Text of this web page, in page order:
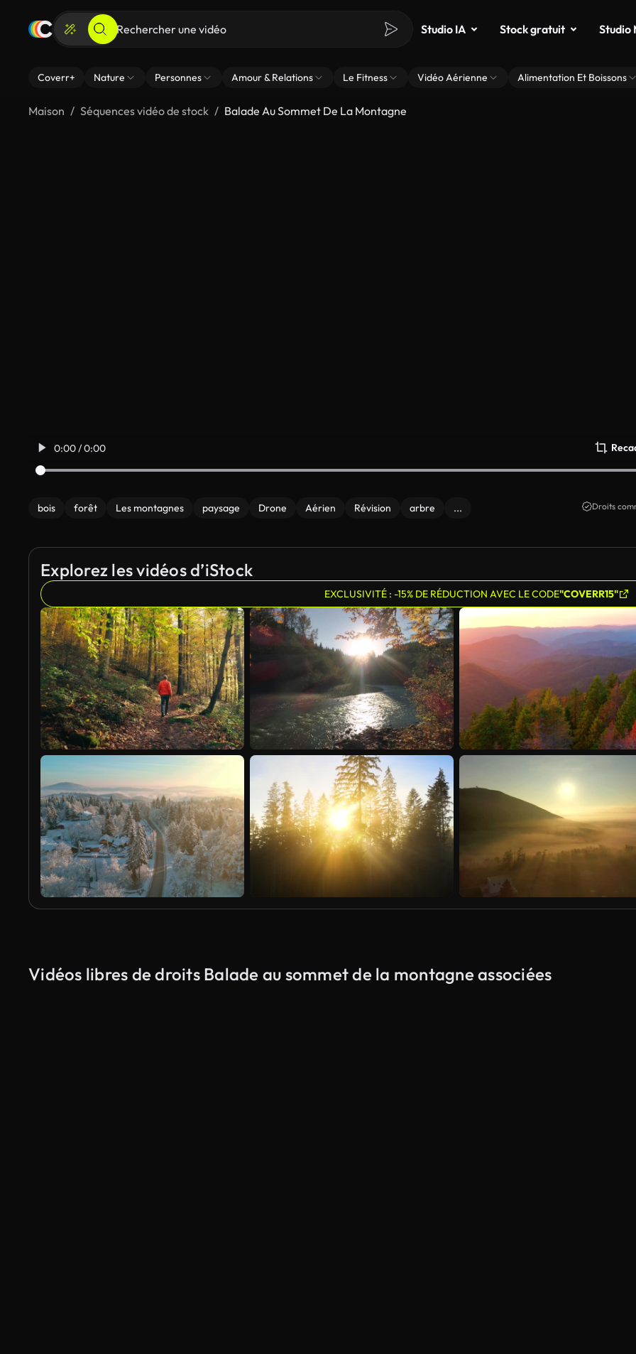
Studio IA Stock gratuit Studio
Coverr+ Nature Personnes Amour & Relations Le Fitness Vidéo Aérienne Alimentation Et Boissons
Maison Séquences vidéo de stock Balade Au Sommet De La Montagne
0:00 / 0:00
bois forêt Les montagnes paysage Drone Aérien Révision arbre ... Droits
Explorez les vidéos d’iStock
EXCLUSIVITÉ : -15% DE RÉDUCTION AVEC LE CODE"COVERR15"
Vidéos libres de droits Balade au sommet de la montagne associées